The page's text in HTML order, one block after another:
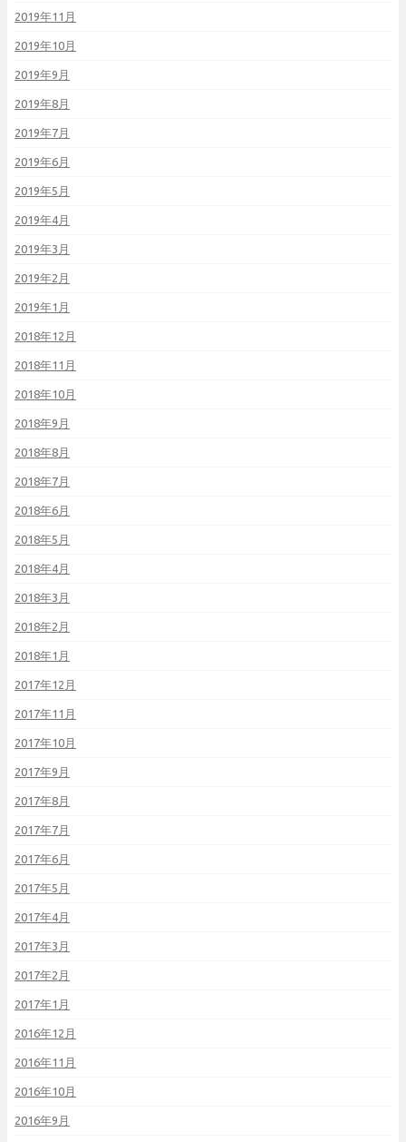
2019年11月
2019年10月
2019年9月
2019年8月
2019年7月
2019年6月
2019年5月
2019年4月
2019年3月
2019年2月
2019年1月
2018年12月
2018年11月
2018年10月
2018年9月
2018年8月
2018年7月
2018年6月
2018年5月
2018年4月
2018年3月
2018年2月
2018年1月
2017年12月
2017年11月
2017年10月
2017年9月
2017年8月
2017年7月
2017年6月
2017年5月
2017年4月
2017年3月
2017年2月
2017年1月
2016年12月
2016年11月
2016年10月
2016年9月